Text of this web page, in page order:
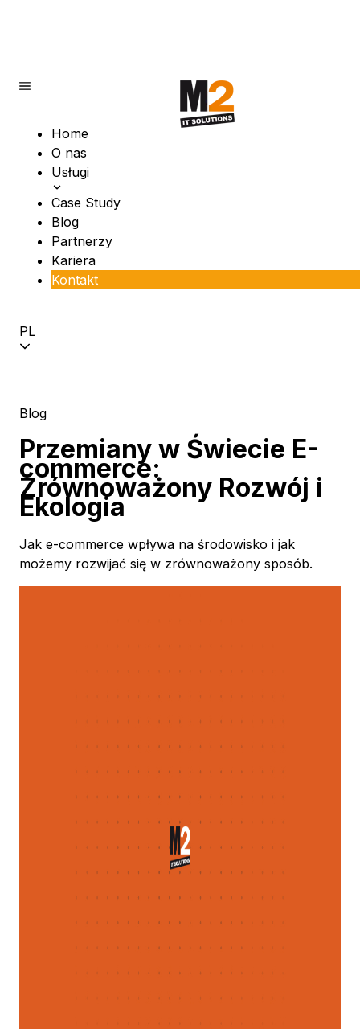
Home
O nas
Usługi
Case Study
Blog
Partnerzy
Kariera
Kontakt
PL
Blog
Przemiany w Świecie E-
commerce:
Zrównoważony Rozwój i
Ekologia
Jak e-commerce wpływa na środowisko i jak
możemy rozwijać się w zrównoważony sposób.